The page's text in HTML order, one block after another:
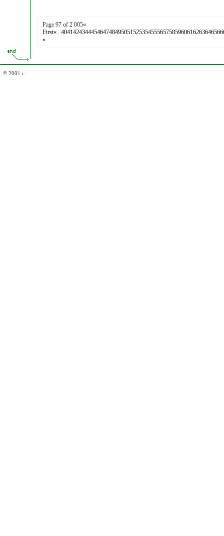
Page 97 of 2 005«
First«...404142434445464748495051525354555657585960616263646566
»
© 2001 г.